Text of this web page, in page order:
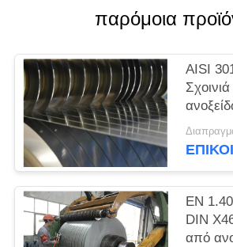
PRIVACY
POLICY
παρόμοια
AISI
φύλλα,
EN
DIN
από